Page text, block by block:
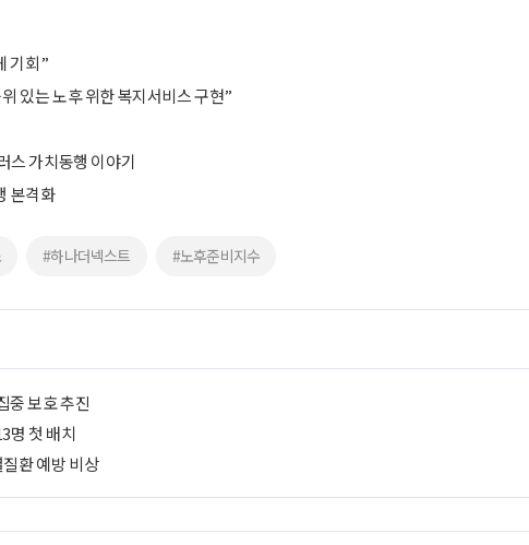
기회”
있는 노후 위한 복지서비스 구현”
스 가치동행 이야기
본격화
#하나더넥스트 #노후준비지수
중 보호 추진
명 첫 배치
환 예방 비상